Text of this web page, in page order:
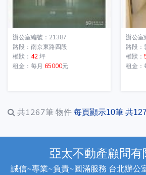
辦公室編號：21387
路段：南京東路四段
權狀： 42坪
租金：每月 65000元
辦公室
路段：
權狀：
租金：
共1267筆 物件 每頁顯示10筆 共127
亞太不動產顧問有
誠信~專業~負責~圓滿服務 台北辦公